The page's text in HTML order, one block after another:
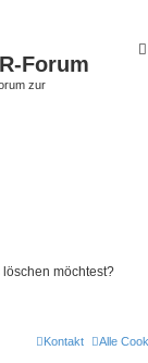
Forum
zur
möchtest?
Alle
Kontakt